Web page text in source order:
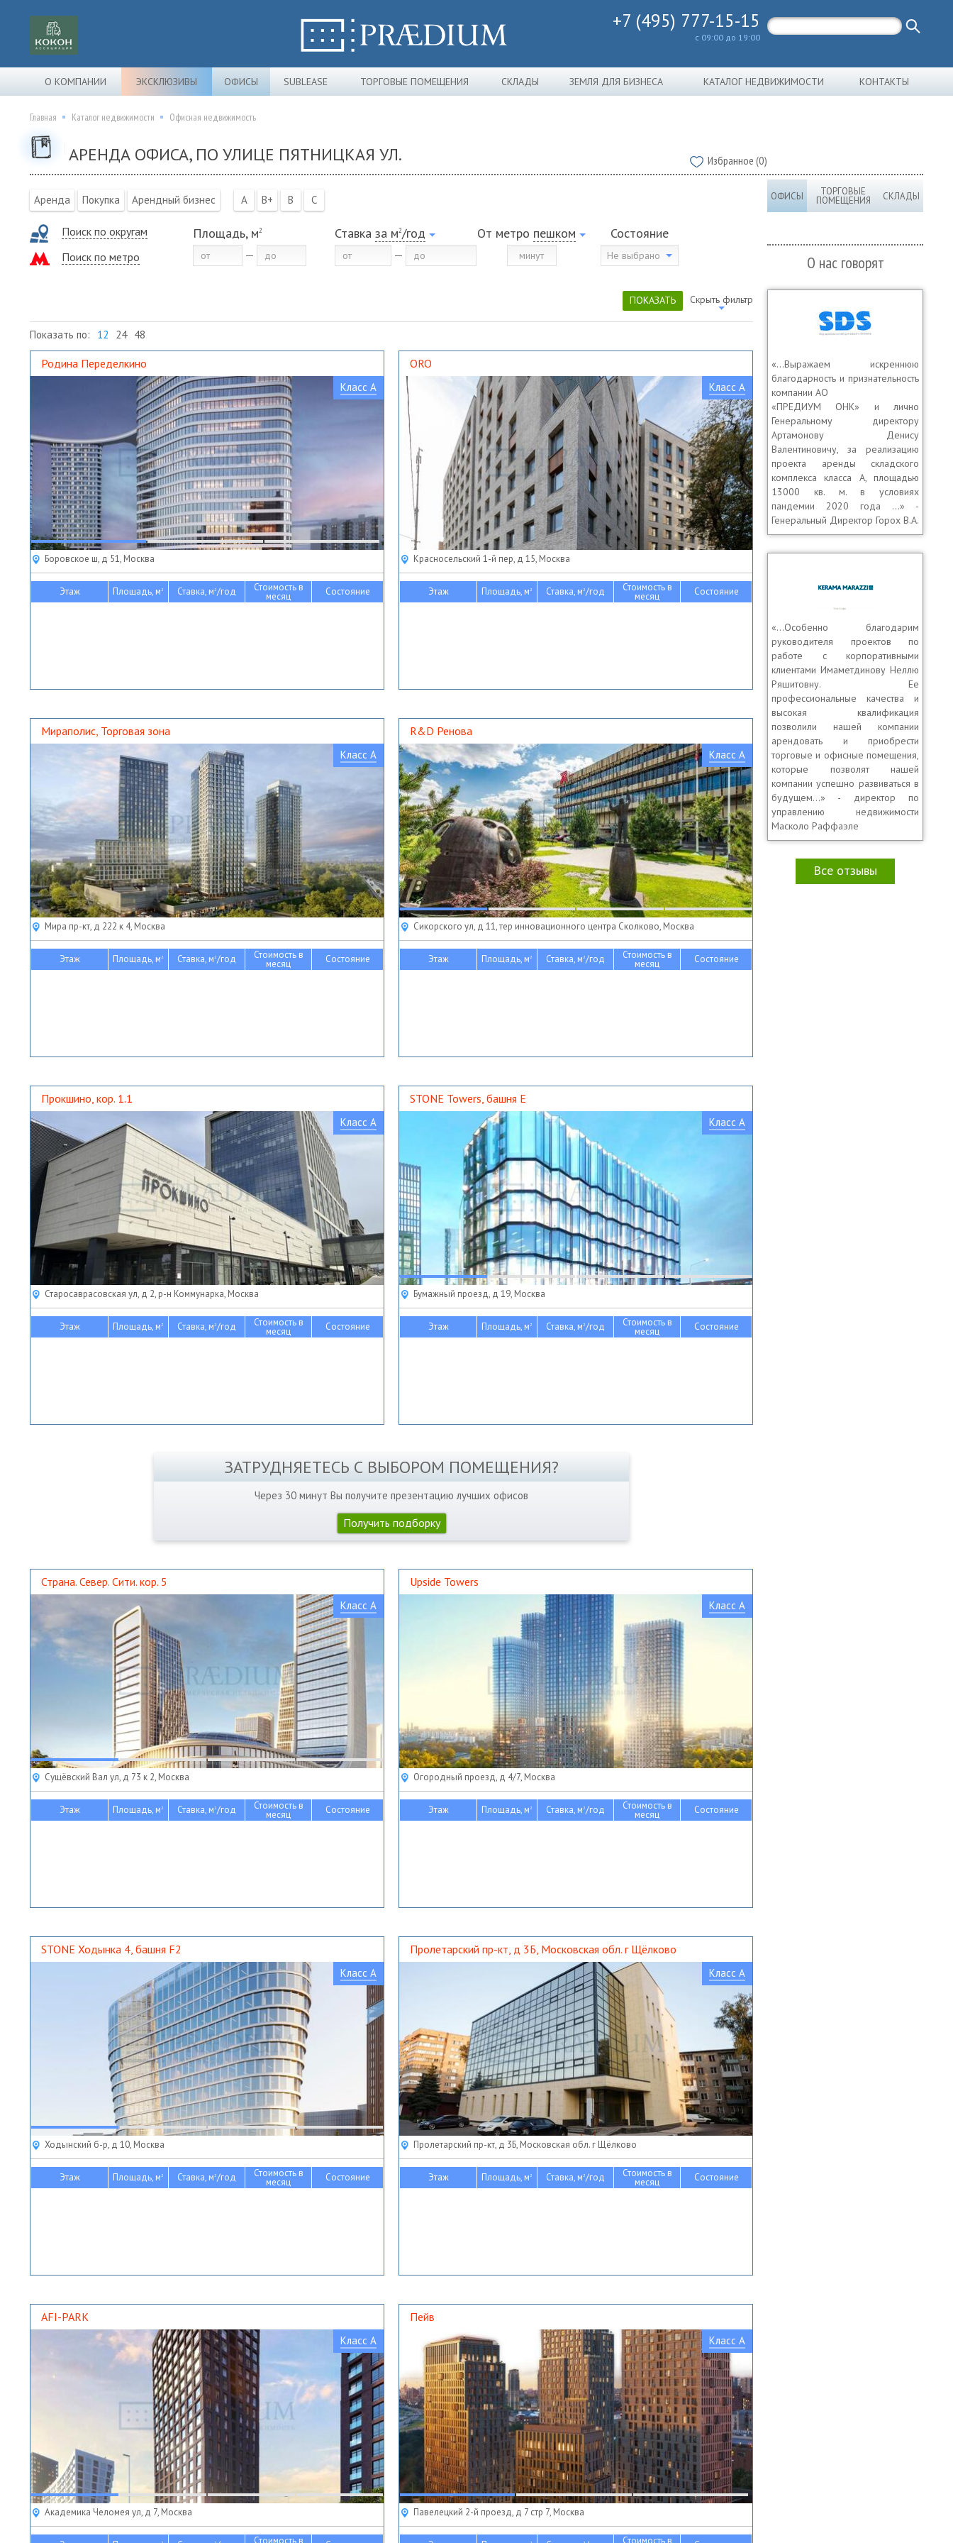
+7 (495) 777-15-15
с 09:00 до 19:00
О КОМПАНИИ ЭКСКЛЮЗИВЫ ОФИСЫ SUBLEASE ТОРГОВЫЕ ПОМЕЩЕНИЯ СКЛАДЫ ЗЕМЛЯ ДЛЯ БИЗНЕСА КАТАЛОГ НЕДВИЖИМОСТИ КОНТАКТЫ
Главная Каталог недвижимости Офисная недвижимость
АРЕНДА ОФИСА, ПО УЛИЦЕ ПЯТНИЦКАЯ УЛ. Избранное (0)
Аренда Покупка Арендный бизнес A B+ B C
Поиск по округам
Поиск по метро
Площадь, м2 Ставка за м2/год От метро пешком Состояние
Не выбрано
ПОКАЗАТЬ Скрыть фильтр
Показать по: 12 24 48
Родина Переделкино
Класс A
Боровское ш, д 51, Москва
Этаж Площадь, м2 Ставка, м2/год Стоимость в
месяц Состояние
ORO
Класс A
Красносельский 1-й пер, д 15, Москва
Этаж Площадь, м2 Ставка, м2/год Стоимость в
месяц Состояние
Мираполис, Торговая зона
Класс A
Мира пр-кт, д 222 к 4, Москва
Этаж Площадь, м2 Ставка, м2/год Стоимость в
месяц Состояние
R&D Ренова
Класс A
Сикорского ул, д 11, тер инновационного центра Сколково, Москва
Этаж Площадь, м2 Ставка, м2/год Стоимость в
месяц Состояние
Прокшино, кор. 1.1
Класс A
Старосаврасовская ул, д 2, р-н Коммунарка, Москва
Этаж Площадь, м2 Ставка, м2/год Стоимость в
месяц Состояние
STONE Towers, башня Е
Класс A
Бумажный проезд, д 19, Москва
Этаж Площадь, м2 Ставка, м2/год Стоимость в
месяц Состояние
ЗАТРУДНЯЕТЕСЬ С ВЫБОРОМ ПОМЕЩЕНИЯ?
Через 30 минут Вы получите презентацию лучших офисов
Получить подборку
Страна. Север. Сити. кор. 5
Класс A
Сущёвский Вал ул, д 73 к 2, Москва
Этаж Площадь, м2 Ставка, м2/год Стоимость в
месяц Состояние
Upside Towers
Класс A
Огородный проезд, д 4/7, Москва
Этаж Площадь, м2 Ставка, м2/год Стоимость в
месяц Состояние
STONE Ходынка 4, башня F2
Класс A
Ходынский б-р, д 10, Москва
Этаж Площадь, м2 Ставка, м2/год Стоимость в
месяц Состояние
Пролетарский пр-кт, д 3Б, Московская обл. г Щёлково
Класс A
Пролетарский пр-кт, д 3Б, Московская обл. г Щёлково
Этаж Площадь, м2 Ставка, м2/год Стоимость в
месяц Состояние
AFI-PARK
Класс A
Академика Челомея ул, д 7, Москва
Стоимость в
Пейв
Класс A
Павелецкий 2-й проезд, д 7 стр 7, Москва
Стоимость в
ОФИСЫ ТОРГОВЫЕ
ПОМЕЩЕНИЯ СКЛАДЫ
О нас говорят
«…Выражаем искреннюю
благодарность и признательность
компании АО
«ПРЕДИУМ ОНК» и лично
Генеральному директору
Артамонову Денису
Валентиновичу, за реализацию
проекта аренды складского
комплекса класса А, площадью
13000 кв. м. в условиях
пандемии 2020 года …» -
Генеральный Директор Горох В.А.
«…Особенно благодарим
руководителя проектов по
работе с корпоративными
клиентами Имаметдинову Неллю
Ряшитовну. Ее
профессиональные качества и
высокая квалификация
позволили нашей компании
арендовать и приобрести
торговые и офисные помещения,
которые позволят нашей
компании успешно развиваться в
будущем...» - директор по
управлению недвижимости
Масколо Раффаэле
Все отзывы